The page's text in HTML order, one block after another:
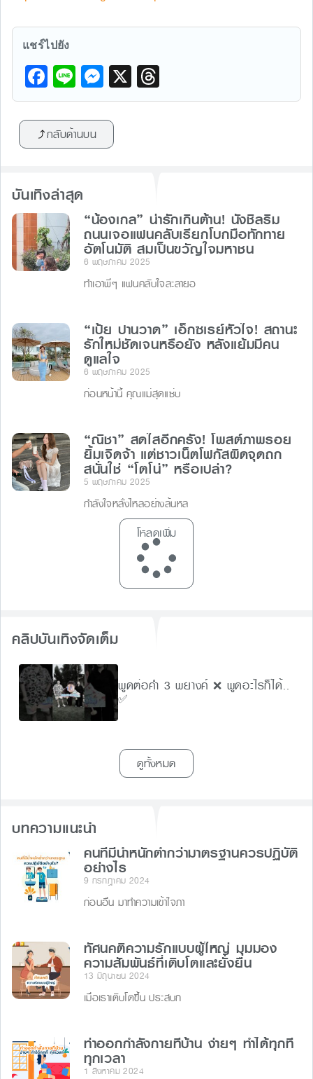
แชร์ไปยัง
F
a
c
e
o
o
k
Li
n
e
M
e
s
s
g
er
X
hr
กลับด้านบน
บันเทิงล่าสุด
“น้องเกล” น่ารักเกินต้าน! นั่งชิลริม
ถนนเจอแฟนคลับเรียกโบกมือทักทาย
อัตโนมัติ สมเป็นขวัญใจมหาชน
6 พฤษภาคม 2025
ทำเอาพี่ๆ แฟนคลับใจละลายอ
“เป้ย ปานวาด” เอ็กซเรย์หัวใจ! สถานะ
รักใหม่ชัดเจนหรือยัง หลังแย้มมีคน
ดูแลใจ
6 พฤษภาคม 2025
ก่อนหน้านี้ คุณแม่สุดแซ่บ
“ณิชา” สดใสอีกครั้ง! โพสต์ภาพรอย
ยิ้มเจิดจ้า แต่ชาวเน็ตโฟกัสผิดจุดถก
สนั่นใช่ “โตโน่” หรือเปล่า?
5 พฤษภาคม 2025
กำลังใจหลั่งไหลอย่างล้นหล
โหลดเพิ่ม
คลิปบันเทิงจัดเต็ม
พูดต่อคำ 3 พยางค์ ❌ พูดอะไรก็ได้..
✅
ดูทั้งหมด
บทความแนะนำ
คนที่มีน้ำหนักต่ำกว่ามาตรฐานควรปฏิบัติ
อย่างไร
9 กรกฎาคม 2024
ก่อนอื่น มาทำความเข้าใจภา
ทัศนคติความรักแบบผู้ใหญ่ มุมมอง
ความสัมพันธ์ที่เติบโตและยั่งยืน
13 มิถุนายน 2024
เมื่อเราเติบโตขึ้น ประสบก
ท่าออกกำลังกายที่บ้าน ง่ายๆ ทำได้ทุกที่
ทุกเวลา
1 สิงหาคม 2024